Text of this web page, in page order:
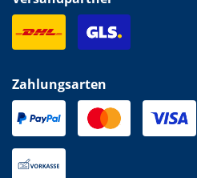
Zahlungsarten